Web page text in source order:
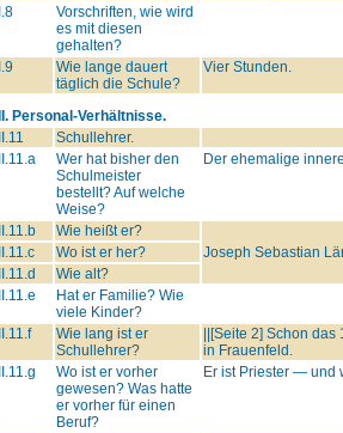
Vorschriften, wie wird
es mit diesen
gehalten?
Wie lange dauert
täglich die Schule?
Vier Stunden.
Personal-Verhältnisse.
Schullehrer.
Wer hat bisher den
Schulmeister
bestellt? Auf welche
Weise?
Der ehemalige
Wie heißt er?
Joseph Sebastian
Wo ist er her?
Wie alt?
Hat er Familie? Wie
viele Kinder?
Wie lang ist er
Schullehrer?
||[Seite 2] Schon
in Frauenfeld.
Wo ist er vorher
gewesen? Was hatte
er vorher für einen
Beruf?
Er ist Priester — und